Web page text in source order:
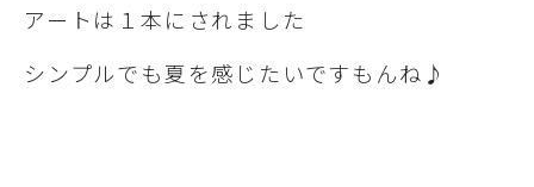
アートは１本にされました
シンプルでも夏を感じたいですもんね♪